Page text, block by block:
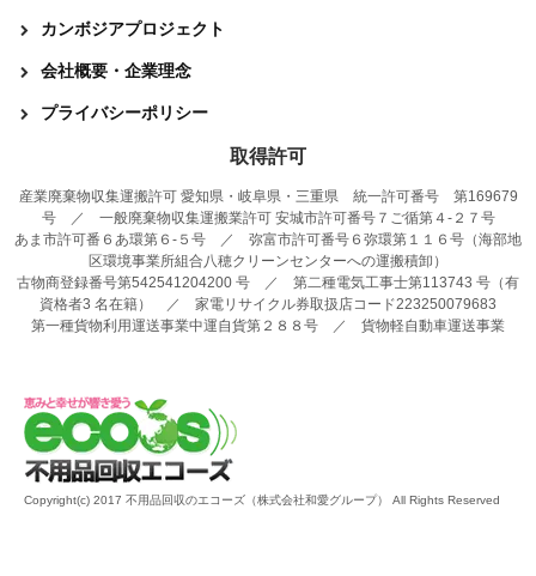
カンボジアプロジェクト
会社概要・企業理念
プライバシーポリシー
取得許可
産業廃棄物収集運搬許可 愛知県・岐阜県・三重県 統一許可番号 第169679
号 ／ 一般廃棄物収集運搬業許可 安城市許可番号７ご循第４-２７号
あま市許可番６あ環第６-５号 ／ 弥富市許可番号６弥環第１１６号（海部地
区環境事業所組合八穂クリーンセンターへの運搬積卸）
古物商登録番号第542541204200 号 ／ 第二種電気工事士第113743 号（有
資格者3 名在籍） ／ 家電リサイクル券取扱店コード223250079683
第一種貨物利用運送事業中運自貨第２８８号 ／ 貨物軽自動車運送事業
Copyright(c) 2017 不用品回収のエコーズ（株式会社和愛グループ） All Rights Reserved